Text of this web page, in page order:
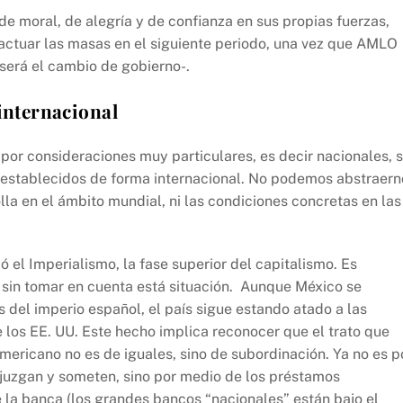
moral, de alegría y de confianza en sus propias fuerzas,
las masas en el siguiente periodo, una vez que AMLO
el cambio de gobierno-.
consideraciones muy particulares, es decir nacionales,
de forma internacional. No podemos
en el ámbito mundial, ni las condiciones concretas en las
el Imperialismo, la fase superior del capitalismo. Es
tomar en cuenta está situación. Aunque México se
imperio español, el país sigue estando atado a las
EE. UU. Este hecho implica reconocer que el trato que
no es de iguales, sino de subordinación. Ya no es
y someten, sino por medio de los préstamos
banca (los grandes bancos “nacionales” están bajo el